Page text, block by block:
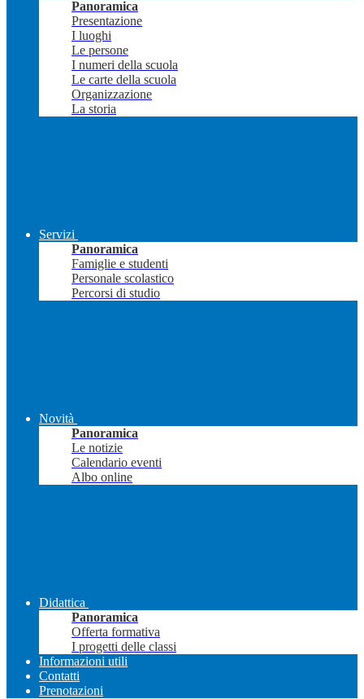
Panoramica
Presentazione
I luoghi
Le persone
I numeri della scuola
Le carte della scuola
Organizzazione
La storia
Servizi
Panoramica
Famiglie e studenti
Personale scolastico
Percorsi di studio
Novità
Panoramica
Le notizie
Calendario eventi
Albo online
Didattica
Panoramica
Offerta formativa
I progetti delle classi
Informazioni utili
Contatti
Prenotazioni